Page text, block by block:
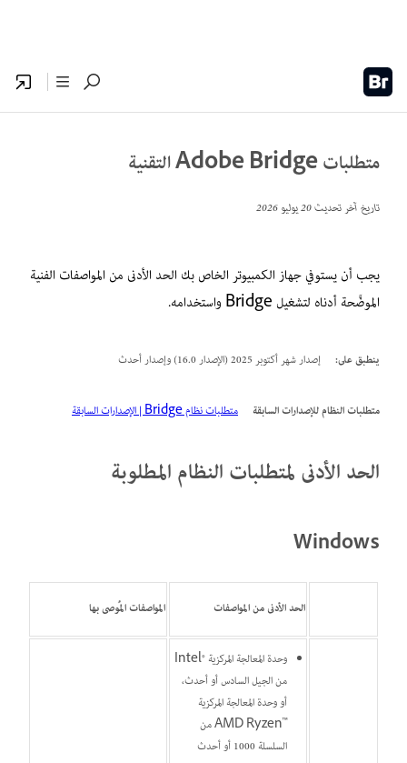
متطلبات Adobe Bridge التقنية
تاريخ آخر تحديث20 يوليو 2026
يجب أن يستوفي جهاز الكمبيوتر الخاص بك الحد الأدنى من المواصفات الفنية
الموضَّحة أدناه لتشغيل Bridge واستخدامه.
ينطبق على: إصدار شهر أكتوبر 2025 (الإصدار 16.0) وإصدار أحدث
متطلبات النظام للإصدارات السابقة متطلبات نظام Bridge | الإصدارات السابقة
الحد الأدنى لمتطلبات النظام المطلوبة
Windows
الحد الأدنى من المواصفات المواصفات المُوصى بها
وحدة المعالجة المركزية Intel®‎
من الجيل السادس أو أحدث،
أو وحدة المعالجة المركزية
AMD Ryzen™‎ من
السلسلة 1000 أو أحدث